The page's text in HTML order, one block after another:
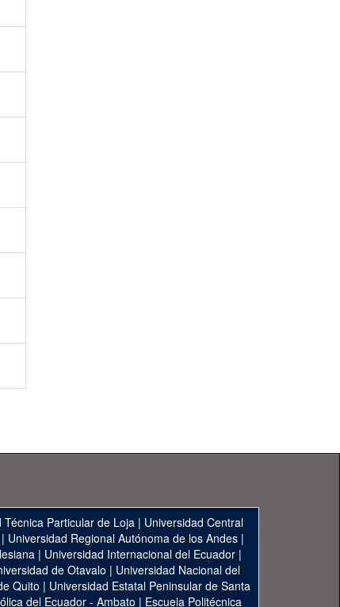
Técnica Particular de Loja | Universidad Central
| Universidad Regional Autónoma de los Andes|
| Universidad Internacional del Ecuador|
de Otavalo | Universidad Nacional del
Quito | Universidad Estatal Peninsular de Santa
del Ecuador - Ambato | Escuela Politécnica